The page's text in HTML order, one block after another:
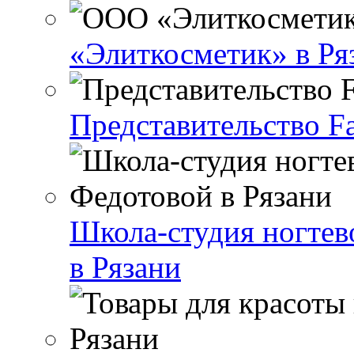
«Элиткосметик» в
Представительство
Школа-студия
в Рязани